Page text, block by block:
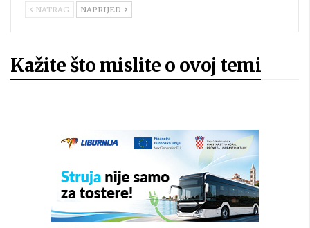
NATRAG NAPRIJED
Kažite što mislite o ovoj temi